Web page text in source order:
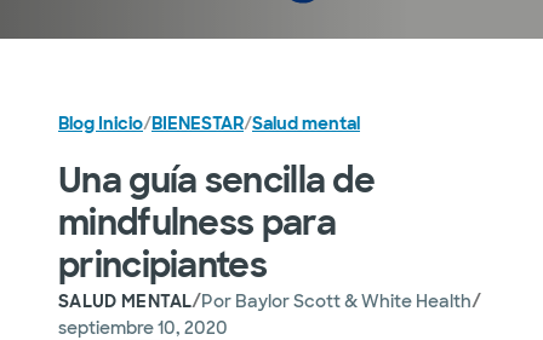
Blog Inicio/BIENESTAR/Salud mental
Una guía sencilla de
mindfulness para
principiantes
SALUD MENTAL/Por Baylor Scott & White Health/
septiembre 10, 2020